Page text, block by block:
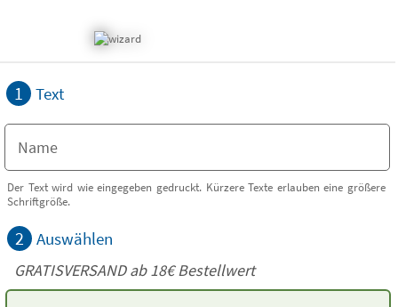
1 Text
Der Text wird wie eingegeben gedruckt. Kürzere Texte erlauben eine größere
Schriftgröße.
2 Auswählen
GRATISVERSAND ab18€Bestellwert